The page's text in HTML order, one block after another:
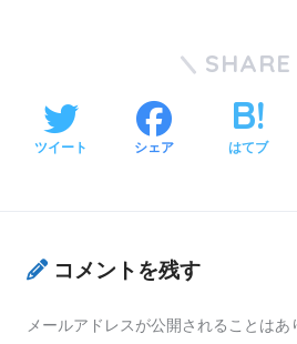
SHARE
ツイート シェア はてブ
コメントを残す
メールアドレスが公開されることはあ